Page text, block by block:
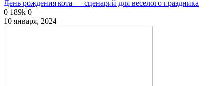
День рождения кота — сценарий для веселого праздника
0 189k 0
10 января, 2024